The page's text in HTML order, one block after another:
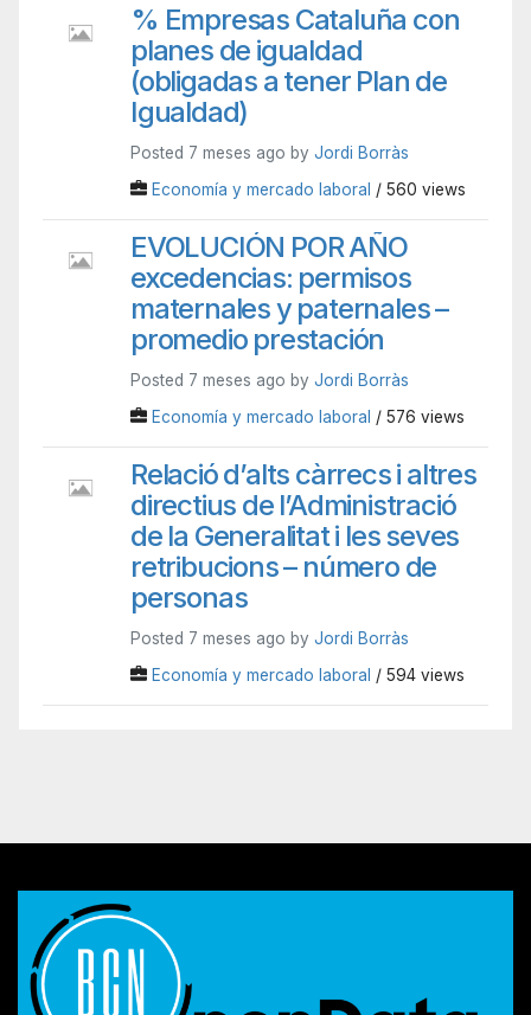
% Empresas Cataluña con
planes de igualdad
(obligadas a tener Plan de
Igualdad)
Posted 7 meses ago by Jordi Borràs
Economía y mercado laboral / 560 views
EVOLUCIÓN POR AÑO
excedencias: permisos
maternales y paternales –
promedio prestación
Posted 7 meses ago by Jordi Borràs
Economía y mercado laboral / 576 views
Relació d’alts càrrecs i altres
directius de l’Administració
de la Generalitat i les seves
retribucions – número de
personas
Posted 7 meses ago by Jordi Borràs
Economía y mercado laboral / 594 views